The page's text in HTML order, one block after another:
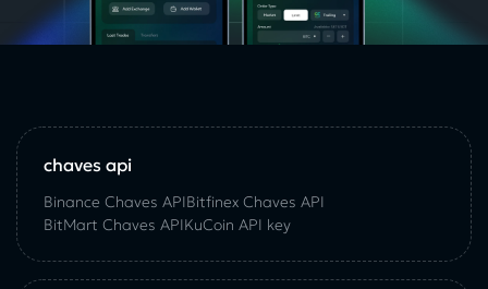
chaves api
Binance Chaves APIBitfinex Chaves API
BitMart Chaves APIKuCoin API key